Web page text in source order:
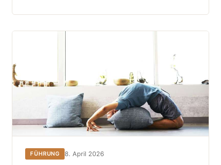
FÜHRUNG 8. April 2026